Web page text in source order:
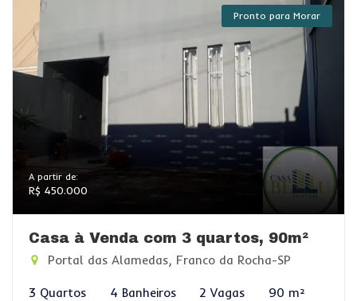
Pronto para Morar
A partir de:
R$ 450.000
Casa à Venda com 3 quartos, 90m²
Portal das Alamedas, Franco da Rocha-SP
3 Quartos 4 Banheiros 2 Vagas 90 m²